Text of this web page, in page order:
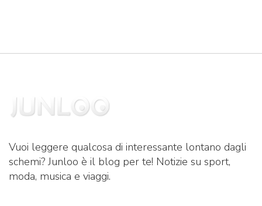
Vuoi leggere qualcosa di interessante lontano dagli
schemi? Junloo è il blog per te! Notizie su sport,
moda, musica e viaggi.